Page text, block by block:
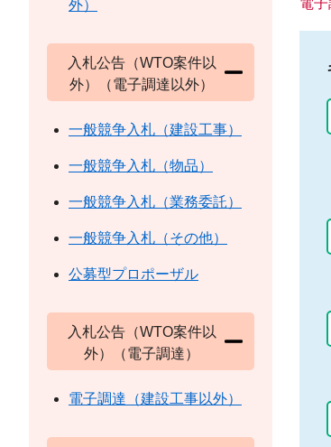
電子
外）
入札公告（WTO案件以
外）（電子調達以外）
一般競争入札（建設工事）
一般競争入札（物品）
一般競争入札（業務委託）
一般競争入札（その他）
公募型プロポーザル
入札公告（WTO案件以
外）（電子調達）
電子調達（建設工事以外）